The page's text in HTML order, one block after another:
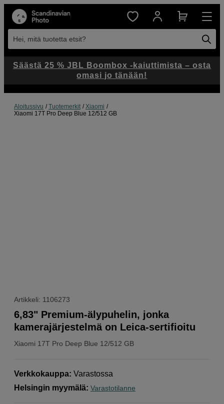
Hei, mitä tuotetta etsit?
Aloitussivu Tuotemerkit
Xiaomi
Xiaomi 17T Pro Deep Blue 12/512 GB
Artikkeli: 1106273
Xiaomi 17T Pro Deep Blue 12/512 GB
6,83" Premium-älypuhelin, jonka
kamerajärjestelmä on Leica-sertifioitu
Verkkokauppa: Varastossa
Helsingin myymälä: Varastotilanne
Säästä 25 % JBL Boombox -kaiuttimista – osta
omasi jo tänään!